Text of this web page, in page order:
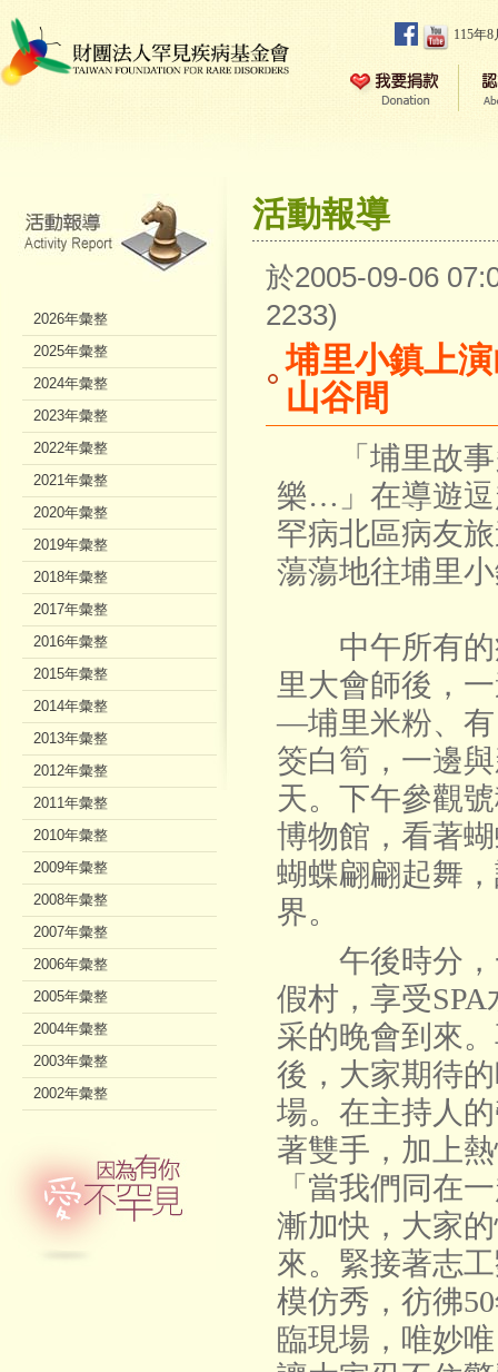
115年
活動報導
於2005-09-06
2233)
埔里小鎮上
山谷間
「埔里故事
樂…」在導遊
罕病北區病友
蕩蕩地往埔里
中午所有的
里大會師後，
—埔里米粉、
筊白筍，一邊
天。下午參觀
博物館，看著
蝴蝶翩翩起舞
界。
午後時分，
假村，享受
采的晚會到來
後，大家期待
場。在主持人
著雙手，加上
「當我們同在
漸加快，大家
來。緊接著志
模仿秀，彷彿
臨現場，唯妙
2026年彙整
2025年彙整
2024年彙整
2023年彙整
2022年彙整
2021年彙整
2020年彙整
2019年彙整
2018年彙整
2017年彙整
2016年彙整
2015年彙整
2014年彙整
2013年彙整
2012年彙整
2011年彙整
2010年彙整
2009年彙整
2008年彙整
2007年彙整
2006年彙整
2005年彙整
2004年彙整
2003年彙整
2002年彙整